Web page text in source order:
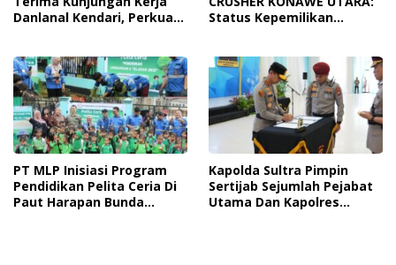
Danlanal Kendari, Perkuat
Status Kepemilikan
Tersangka Dr. Ruksamin
Dinilai Prematur
PT MLP Inisiasi Program
Pendidikan Pelita Ceria Di
Paut Harapan Bunda
Kapolda Sultra Pimpin
Sertijab Sejumlah Pejabat
Utama Dan Kapolres